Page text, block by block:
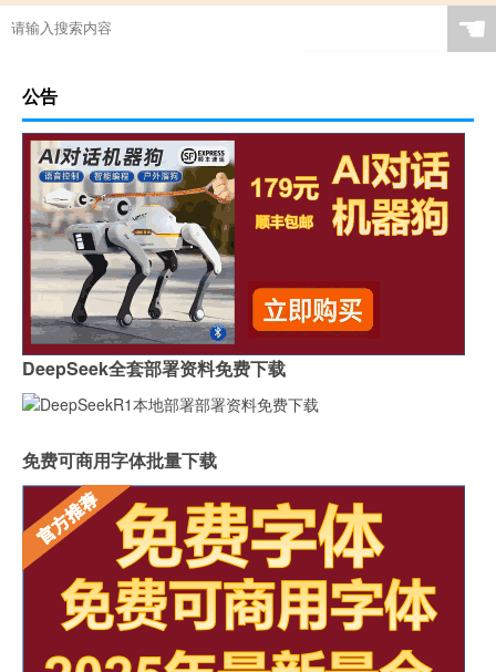
☚
公告
DeepSeek全套部署资料免费下载
免费可商用字体批量下载